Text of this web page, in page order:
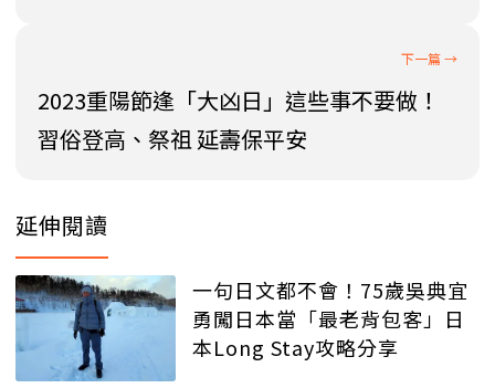
2023重陽節逢「大凶日」這些事不要做！
習俗登高、祭祖 延壽保平安
延伸閱讀
一句日文都不會！75歲吳典宜
勇闖日本當「最老背包客」日
本Long Stay攻略分享